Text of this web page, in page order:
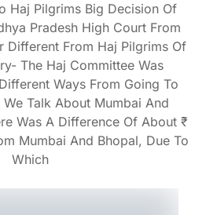
Haj Pilgrims Big Decision Of
Pradesh High Court From
Different From Haj Pilgrims Of
The Haj Committee Was
Ways From Going To
Talk About Mumbai And
Was A Difference Of About ₹
Mumbai And Bhopal, Due To
Which